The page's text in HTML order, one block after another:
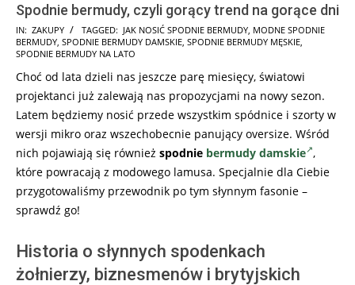
Spodnie bermudy, czyli gorący trend na gorące dni
2025-
07-
IN: ZAKUPY TAGGED: JAK NOSIĆ SPODNIE BERMUDY MODNE SPODNIE
BERMUDY SPODNIE BERMUDY DAMSKIE SPODNIE BERMUDY MĘSKIE
SPODNIE BERMUDY NA LATO
Choć od lata dzieli nas jeszcze parę miesięcy, światowi
projektanci już zalewają nas propozycjami na nowy sezon.
Latem będziemy nosić przede wszystkim spódnice i szorty w
wersji mikro oraz wszechobecnie panujący oversize. Wśród
nich pojawiają się również spodnie bermudy damskie ,
które powracają z modowego lamusa. Specjalnie dla Ciebie
przygotowaliśmy przewodnik po tym słynnym fasonie –
sprawdź go!
Historia o słynnych spodenkach
żołnierzy, biznesmenów i brytyjskich